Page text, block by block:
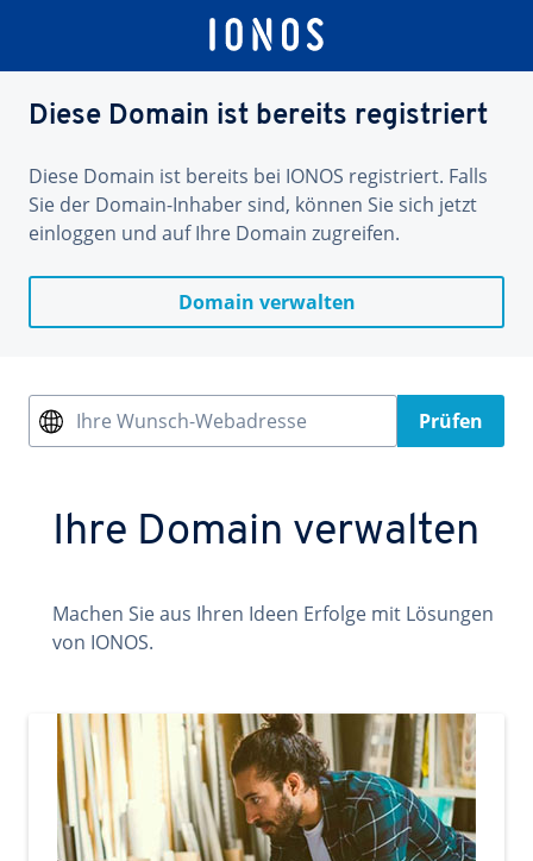
Diese Domain ist bereits registriert
Diese Domain ist bereits bei IONOS registriert. Falls
Sie der Domain-Inhaber sind, können Sie sich jetzt
einloggen und auf Ihre Domain zugreifen.
Domain verwalten
Ihre Wunsch-Webadresse Prüfen
Ihre Domain verwalten
Machen Sie aus Ihren Ideen Erfolge mit Lösungen
von IONOS.